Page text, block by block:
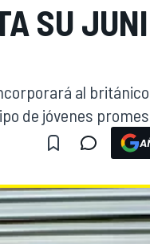
SU
al
de jóvenes